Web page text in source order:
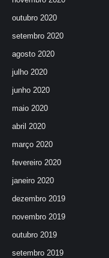
outubro 2020
setembro 2020
agosto 2020
julho 2020
junho 2020
maio 2020
abril 2020
março 2020
fevereiro 2020
janeiro 2020
dezembro 2019
novembro 2019
outubro 2019
setembro 2019